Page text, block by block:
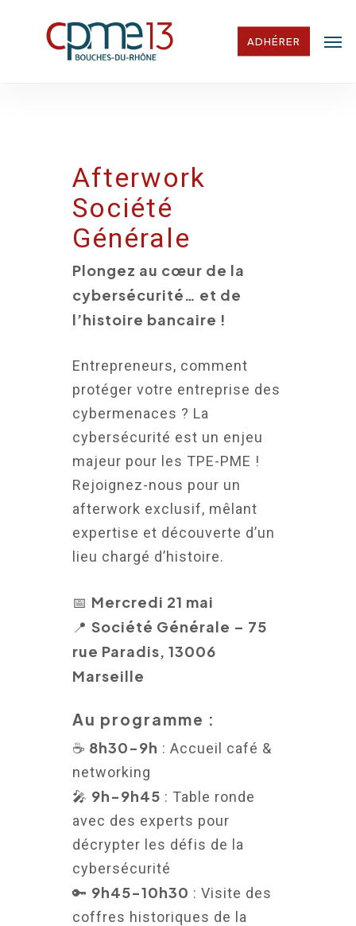
ADHÉRER
Afterwork
Société
Générale
Plongez au cœur de la
cybersécurité… et de
l’histoire bancaire !
Entrepreneurs, comment
protéger votre entreprise des
cybermenaces ? La
cybersécurité est un enjeu
majeur pour les TPE-PME !
Rejoignez-nous pour un
afterwork exclusif, mêlant
expertise et découverte d’un
lieu chargé d’histoire.
📅 Mercredi 21 mai
📍 Société Générale – 75
rue Paradis, 13006
Marseille
Au programme :
☕ 8h30-9h : Accueil café &
networking
🎤 9h-9h45 : Table ronde
avec des experts pour
décrypter les défis de la
cybersécurité
🔑 9h45-10h30 : Visite des
coffres historiques de la